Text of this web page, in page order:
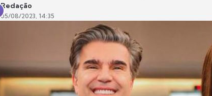
Redação
05/08/2023, 14:35